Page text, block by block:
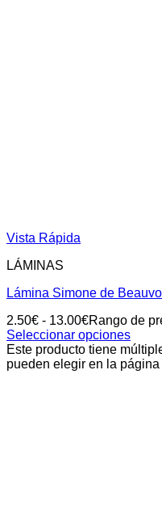
Vista Rápida
LÁMINAS
Lámina Simone de
2.50€ - 13.00€Rango de
Seleccionar opciones
Este producto tiene
pueden elegir en la